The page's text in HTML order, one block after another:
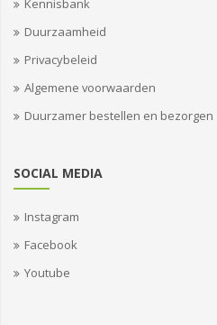
Kennisbank
Duurzaamheid
Privacybeleid
Algemene voorwaarden
Duurzamer bestellen en bezorgen
SOCIAL MEDIA
Instagram
Facebook
Youtube